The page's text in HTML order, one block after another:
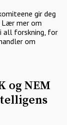
gir deg
Lær mer om
all forskning, for
om
og NEM